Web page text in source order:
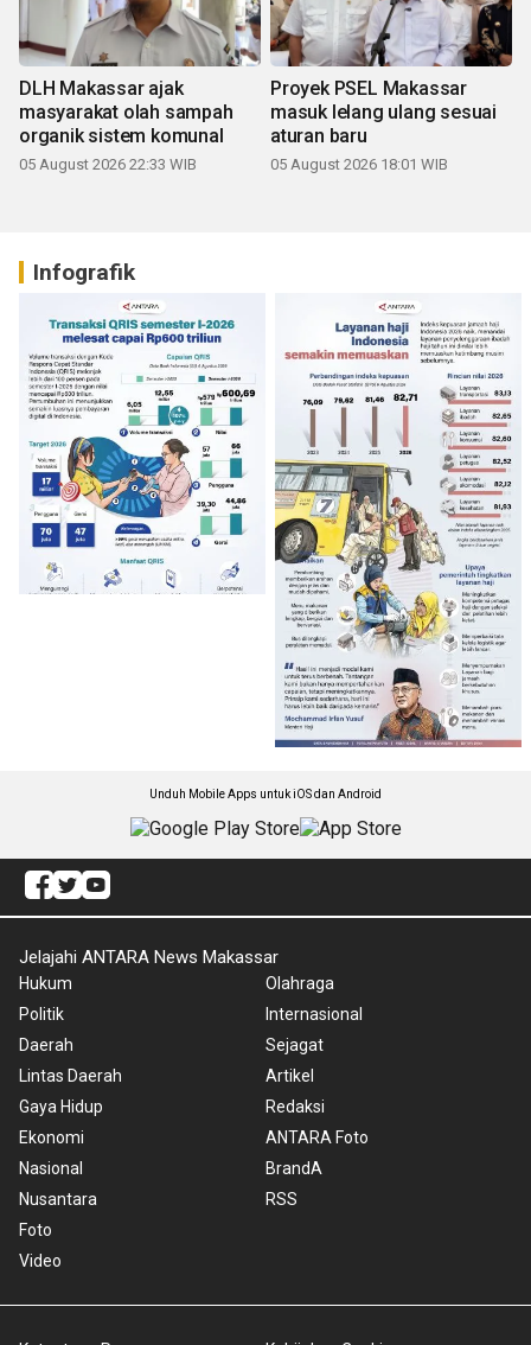
DLH Makassar ajak
masyarakat olah sampah
organik sistem komunal
05 August 2026 22:33 WIB
Proyek PSEL Makassar
masuk lelang ulang sesuai
aturan baru
05 August 2026 18:01 WIB
Infografik
Unduh Mobile Apps untuk iOS dan Android
Jelajahi ANTARA News Makassar
Hukum
Politik
Daerah
Lintas Daerah
Gaya Hidup
Ekonomi
Nasional
Nusantara
Foto
Video
Olahraga
Internasional
Sejagat
Artikel
Redaksi
ANTARA Foto
BrandA
RSS